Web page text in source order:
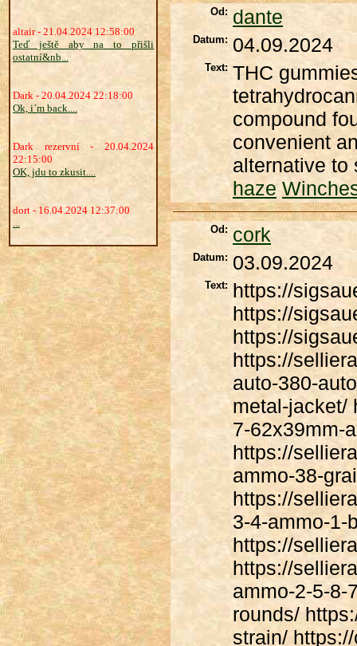
altair - 21.04.2024 12:58:00
Teď ještě aby na to přišli
ostatní&nb...
Dark - 20.04.2024 22:18:00
Ok, i´m back....
Dark rezervní - 20.04.2024
22:15:00
OK, jdu to zkusit....
dort - 16.04.2024 12:37:00
...
Od: dante
Datum: 04.09.2024
Text: THC
compound
convenient
alternative
haze
Od: cork
Datum: 03.09.2024
Text: https://
https://
https://
https://
auto-380-
metal-jacket/
7-62x39mm-
https://
ammo-38-
https://
3-4-ammo-1-
https://
https://
ammo-2-5-8-
rounds/
strain/